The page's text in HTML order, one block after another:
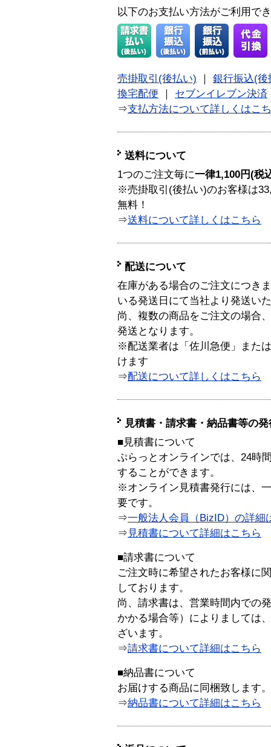
以下のお支払い方法がご利用で
売掛取引(後払い)
銀行振込(後
換宅配便
セブンイレブン決済
⇒支払方法について詳しくはこ
送料について
1つのご注文毎に一律1,100円(税
※売掛取引(後払い)のお客様は
無料！
⇒送料について詳しくはこちら
配送について
在庫がある場合のご注文につき
いる発送日にて当社より発送い
尚、複数の商品をご注文の場合
発送となります。
※配送業者は「佐川急便」また
けます
⇒配送について詳しくはこちら
見積書・請求書・納品書等の
■見積書について
ぷらっとオンラインでは、24時
することができます。
※オンライン見積書発行には、
要です。
⇒一般法人会員（BizID）の詳細
⇒ 見積書について詳細はこちら
■請求書について
ご注文時に希望されたお客様に
しております。
尚、請求書は、営業時間内での
かかる場合等）によりましては
ざいます。
⇒請求書について詳細はこちら
■納品書について
お届けする商品に同梱致します。
⇒納品書について詳細はこちら